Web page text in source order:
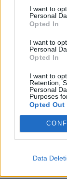
I want to
Personal
Opted In
I want to
Personal
Opted In
I want to
Retention,
Personal
Purposes
Opted Out
Data
JK vairuotojai
pavagia kuro už
tūkstančių svarų
Zelenskio
karo pradžios: